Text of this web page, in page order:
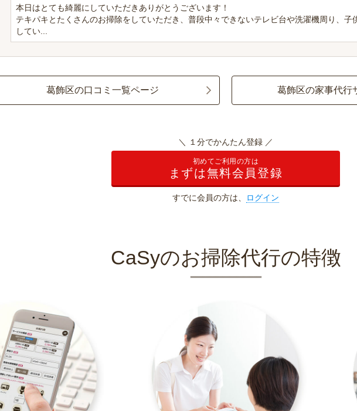
本日はとても綺麗にしていただきありがとうございます！
テキパキとたくさんのお掃除をしていただき、普段中々できないテレビ台や洗濯機周り、子
してい...
葛飾区の口コミ一覧ページ 葛飾区の家事代行
＼ １分でかんたん登録 ／
初めてご利用の方は
まずは無料会員登録
すでに会員の方は、 ログイン
CaSyのお掃除代行の特徴